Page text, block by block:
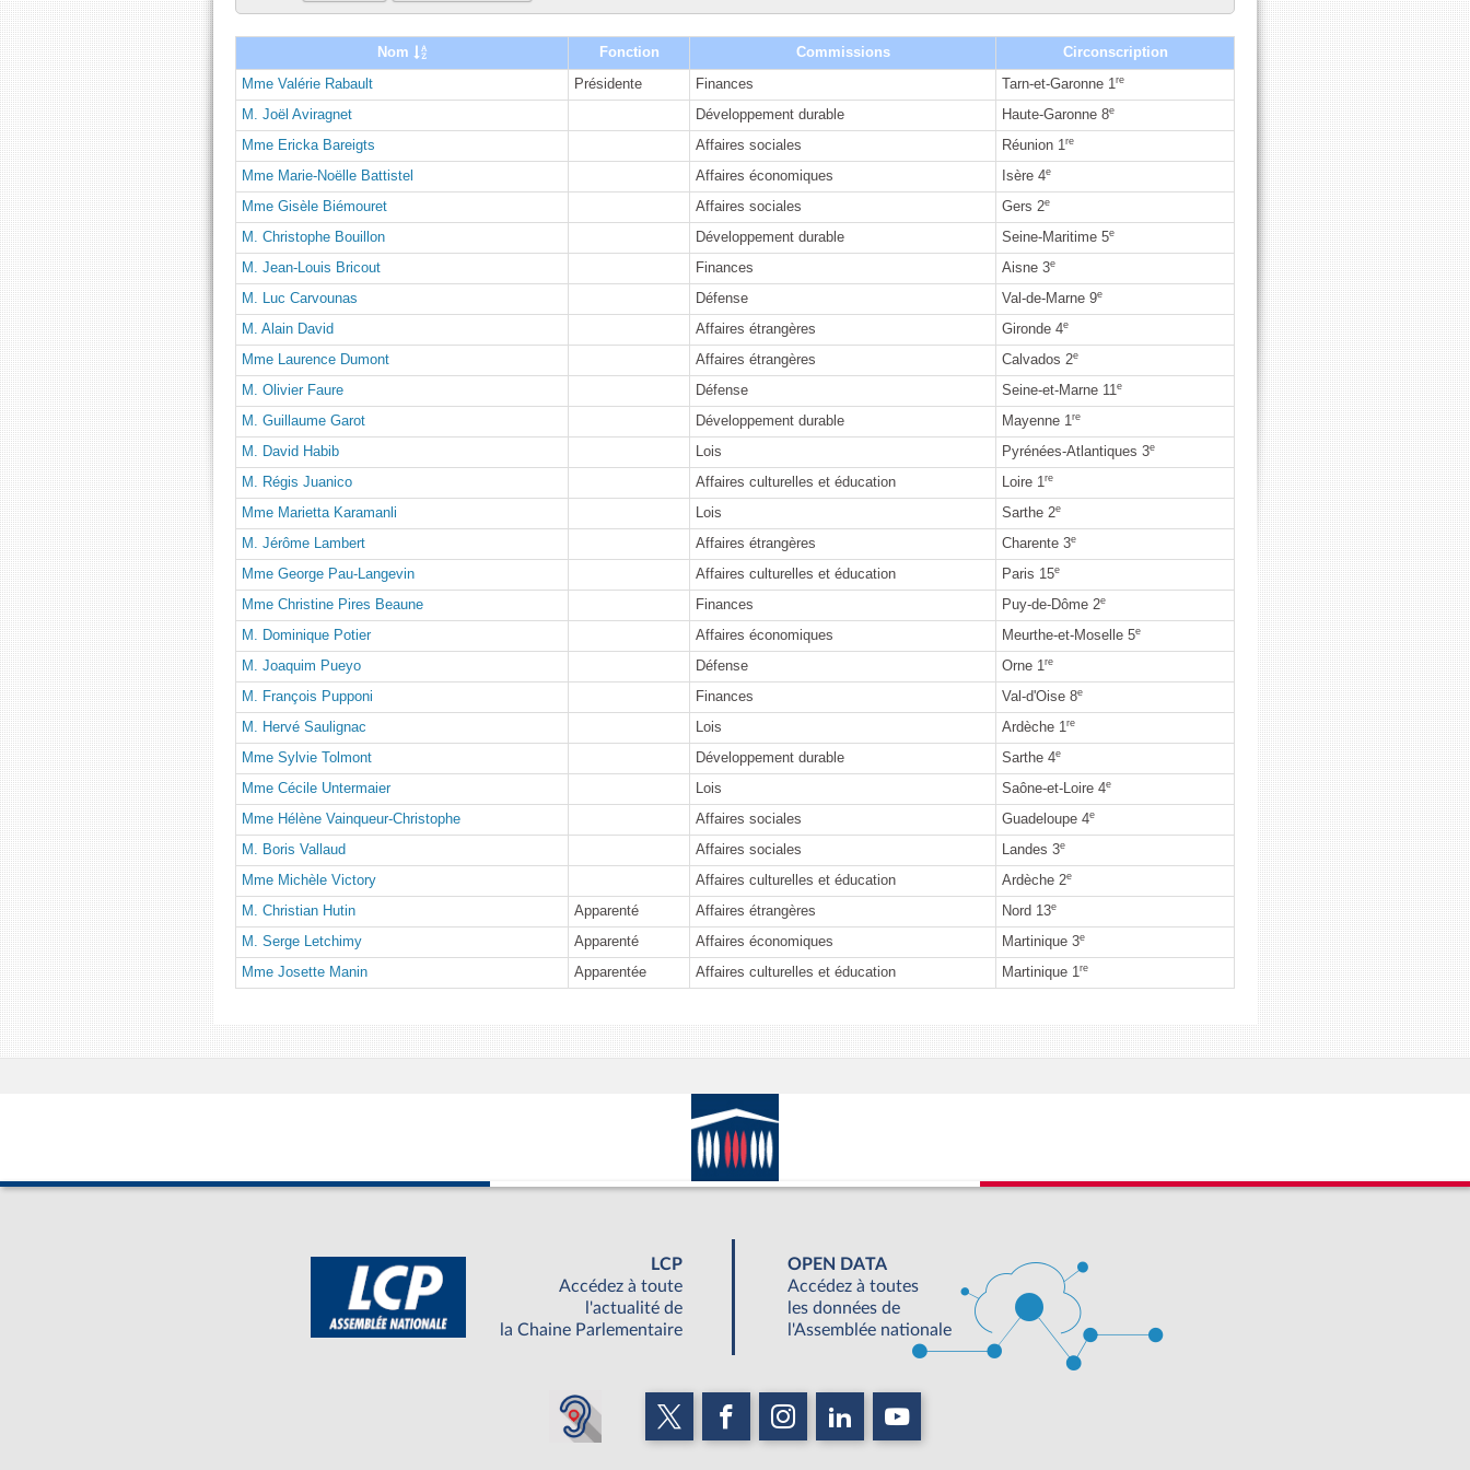
Nom Fonction Commissions Circonscription
Mme Valérie Rabault Présidente Finances Tarn-et-Garonne 1re
M. Joël Aviragnet Développement durable Haute-Garonne 8e
Mme Ericka Bareigts Affaires sociales Réunion 1re
Mme Marie-Noëlle Battistel Affaires économiques Isère 4e
Mme Gisèle Biémouret Affaires sociales Gers 2e
M. Christophe Bouillon Développement durable Seine-Maritime 5e
M. Jean-Louis Bricout Finances Aisne 3e
M. Luc Carvounas Défense Val-de-Marne 9e
M. Alain David Affaires étrangères Gironde 4e
Mme Laurence Dumont Affaires étrangères Calvados 2e
M. Olivier Faure Défense Seine-et-Marne 11e
M. Guillaume Garot Développement durable Mayenne 1re
M. David Habib Lois Pyrénées-Atlantiques 3e
M. Régis Juanico Affaires culturelles et éducation Loire 1re
Mme Marietta Karamanli Lois Sarthe 2e
M. Jérôme Lambert Affaires étrangères Charente 3e
Mme George Pau-Langevin Affaires culturelles et éducation Paris 15e
Mme Christine Pires Beaune Finances Puy-de-Dôme 2e
M. Dominique Potier Affaires économiques Meurthe-et-Moselle 5e
M. Joaquim Pueyo Défense Orne 1re
M. François Pupponi Finances Val-d'Oise 8e
M. Hervé Saulignac Lois Ardèche 1re
Mme Sylvie Tolmont Développement durable Sarthe 4e
Mme Cécile Untermaier Lois Saône-et-Loire 4e
Mme Hélène Vainqueur-Christophe Affaires sociales Guadeloupe 4e
M. Boris Vallaud Affaires sociales Landes 3e
Mme Michèle Victory Affaires culturelles et éducation Ardèche 2e
M. Christian Hutin Apparenté Affaires étrangères Nord 13e
M. Serge Letchimy Apparenté Affaires économiques Martinique 3e
Mme Josette Manin Apparentée Affaires culturelles et éducation Martinique 1re
LCP
Accédez à toute
l'actualité de
la Chaine Parlementaire
OPEN DATA
Accédez à toutes
les données de
l'Assemblée nationale